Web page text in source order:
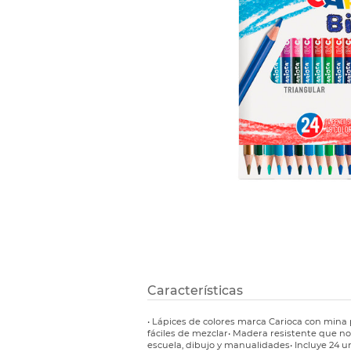
Etiquetas
Características
• Lápices de colores marca Carioca con
fáciles de mezclar• Madera resistente que
escuela, dibujo y manualidades• Incluye 24